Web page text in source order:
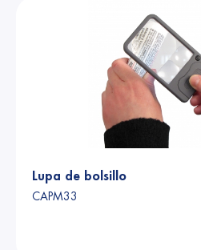
Lupa de bolsillo
CAPM33